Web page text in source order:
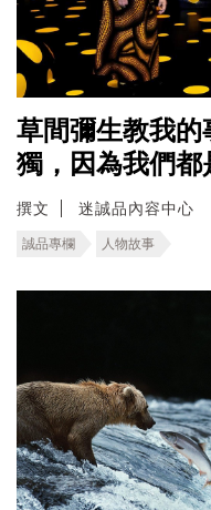
草間彌生教我的
獨，因為我們
撰文 迷誠品內容中心
誠品專欄 人物故事